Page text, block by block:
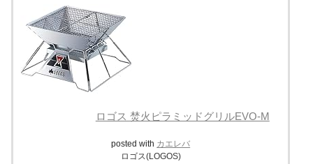
ロゴス 焚火ピラミッドグリルEVO-M
posted with カエレバ
ロゴス(LOGOS)